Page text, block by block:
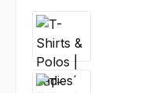
Bildergalerie